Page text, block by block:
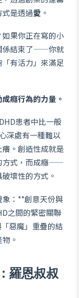
是透過愛 。
果你正在寫的小
係結束了——你就
有活力」來滿足
癮行為的力量。
患者中比一般
深處有一種難以
。創造性成就是
方式，而成癮——
壞性的方式。
：**創意天份與
之間的緊密關聯
惡魔」重疊的結
。
羅恩叔叔